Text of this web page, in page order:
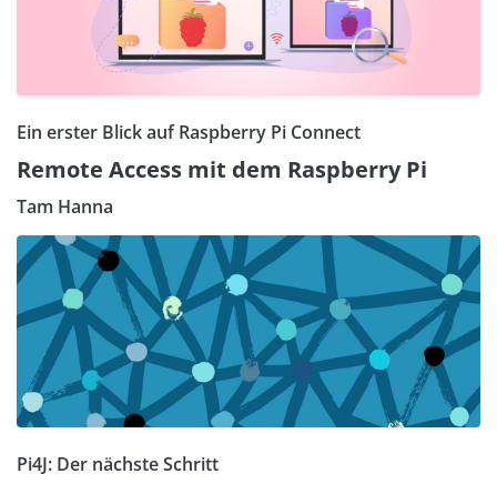
Ein erster Blick auf Raspberry Pi Connect
Remote Access mit dem Raspberry Pi
Tam Hanna
Pi4J: Der nächste Schritt